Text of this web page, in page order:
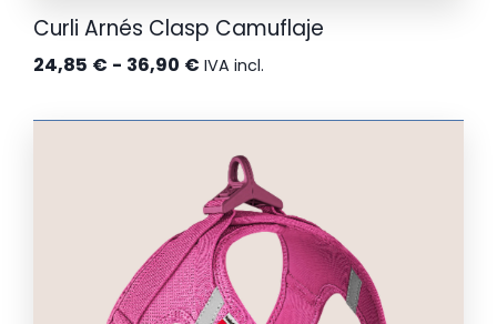
Curli Arnés Clasp Camuflaje
24,85 € - 36,90 € Rango
precios:
desde
24,85 €
hasta
36,90 €
IVA incl.